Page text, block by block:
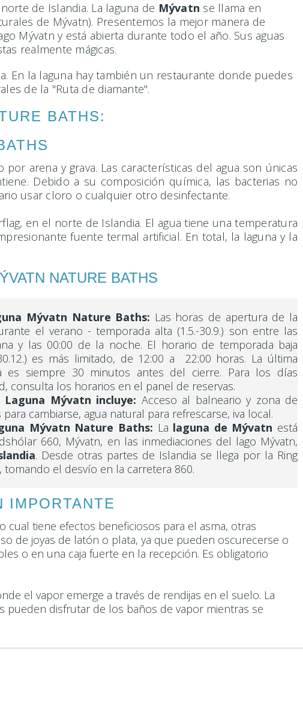
de Islandia. La laguna de Mývatn se llama en
de Mývatn). Presentemos la mejor manera de
Mývatn y está abierta durante todo el año. Sus aguas
realmente mágicas.
En la laguna hay también un restaurante donde puedes
de la "Ruta de diamante".
BATHS:
arena y grava. Las características del agua son únicas
Debido a su composición química, las bacterias no
usar cloro o cualquier otro desinfectante.
en el norte de Islandia. El agua tiene una temperatura
fuente termal artificial. En total, la laguna y la
NATURE BATHS
Mývatn Nature Baths: Las horas de apertura de la
el verano - temporada alta (1.5.-30.9.) son entre las
y las 00:00 de la noche. El horario de temporada baja
30.12.) es más limitado, de 12:00 a 22:00 horas. La última
es siempre 30 minutos antes del cierre. Para los días
consulta los horarios en el panel de reservas.
Mývatn incluye: Acceso al balneario y zona de
cambiarse, agua natural para refrescarse, iva local.
Mývatn Nature Baths: La laguna de Mývatn está
660, Mývatn, en las inmediaciones del lago Mývatn,
. Desde otras partes de Islandia se llega por la Ring
tomando el desvío en la carretera 860.
IMPORTANTE
cual tiene efectos beneficiosos para el asma, otras
de joyas de latón o plata, ya que pueden oscurecerse o
o en una caja fuerte en la recepción. Es obligatorio
el vapor emerge a través de rendijas en el suelo. La
pueden disfrutar de los baños de vapor mientras se